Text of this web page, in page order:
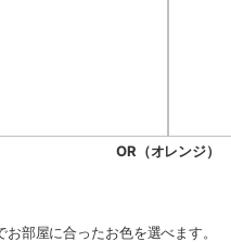
OR（オレンジ）
部屋に合ったお色を選べます。